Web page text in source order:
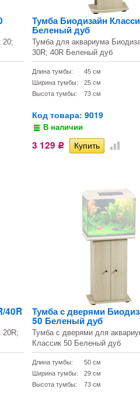
20;
Тумба Биодизайн
Беленый дуб
Тумба для аквариума
30R; 40R Беленый дуб
Длина тумбы:
45 см
Ширина тумбы:
25 см
Высота тумбы:
73 см
Код товара: 9019
В наличии
3 129 Р
40R
20R;
Тумба с дверями
50 Беленый дуб
Тумба с дверями для
Классик 50 Беленый дуб
Длина тумбы:
50 см
Ширина тумбы:
29 см
Высота тумбы:
73 см